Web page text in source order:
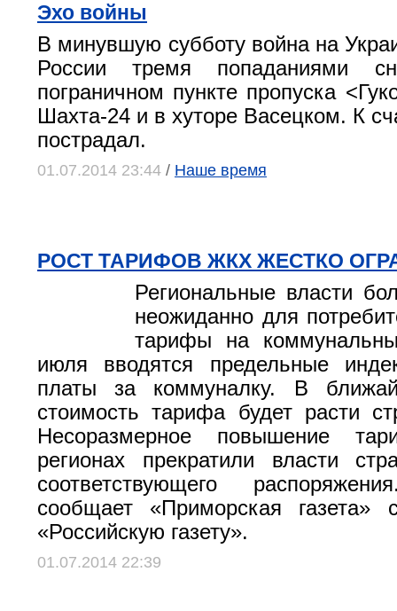
Эхо войны
В минувшую субботу война на
России тремя попаданиями
пограничном пункте пропуска
Шахта-24 и в хуторе Васецком. К
пострадал.
01.07.2014 23:44 / Наше время
РОСТ ТАРИФОВ ЖКХ ЖЕСТКО
Региональные власти
неожиданно для
тарифы на
июля вводятся предельные
платы за коммуналку. В
стоимость тарифа будет расти
Несоразмерное повышение
регионах прекратили власти
соответствующего
сообщает «Приморская газета»
«Российскую газету».
01.07.2014 22:39